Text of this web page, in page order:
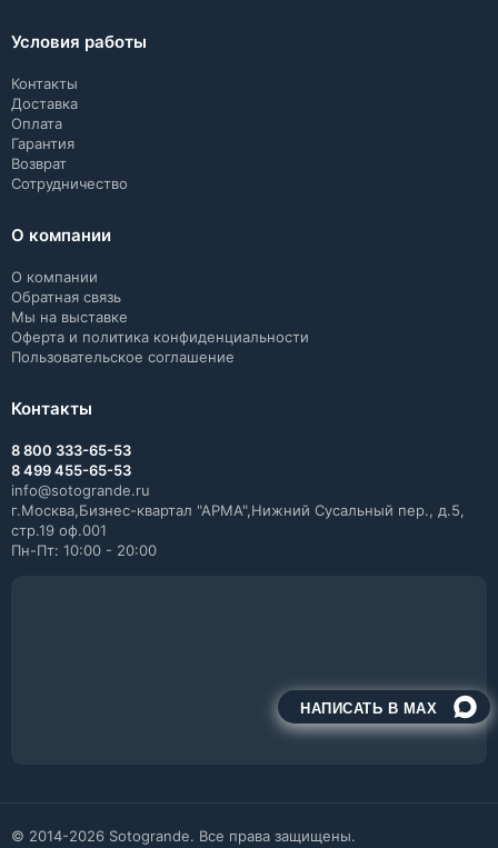
НАПИСАТЬ В MAX
Условия работы
Контакты
Доставка
Оплата
Гарантия
Возврат
Сотрудничество
О компании
О компании
Обратная связь
Мы на выставке
Оферта и политика конфиденциальности
Пользовательское соглашение
Контакты
8 800 333-65-53
8 499 455-65-53
info@sotogrande.ru
г.Москва,Бизнес-квартал "АРМА",Нижний Сусальный пер., д.5,
стр.19 оф.001
Пн-Пт: 10:00 - 20:00
© 2014-2026 Sotogrande. Все права защищены.